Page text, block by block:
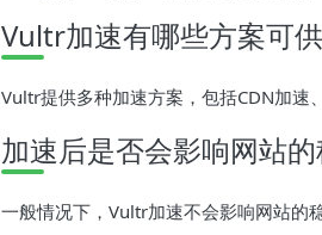
Vultr加速有哪些方案可
Vultr提供多种加速方案，包括CDN加速
加速后是否会影响网站的
一般情况下，Vultr加速不会影响网站的